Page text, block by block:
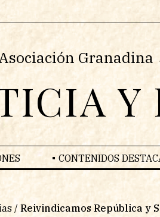
Granadina
Y
CONTENIDOS
/ Reivindicamos República y